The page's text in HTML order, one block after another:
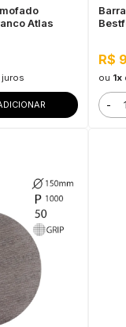
Atlas
juros
R$
ou 1x
-